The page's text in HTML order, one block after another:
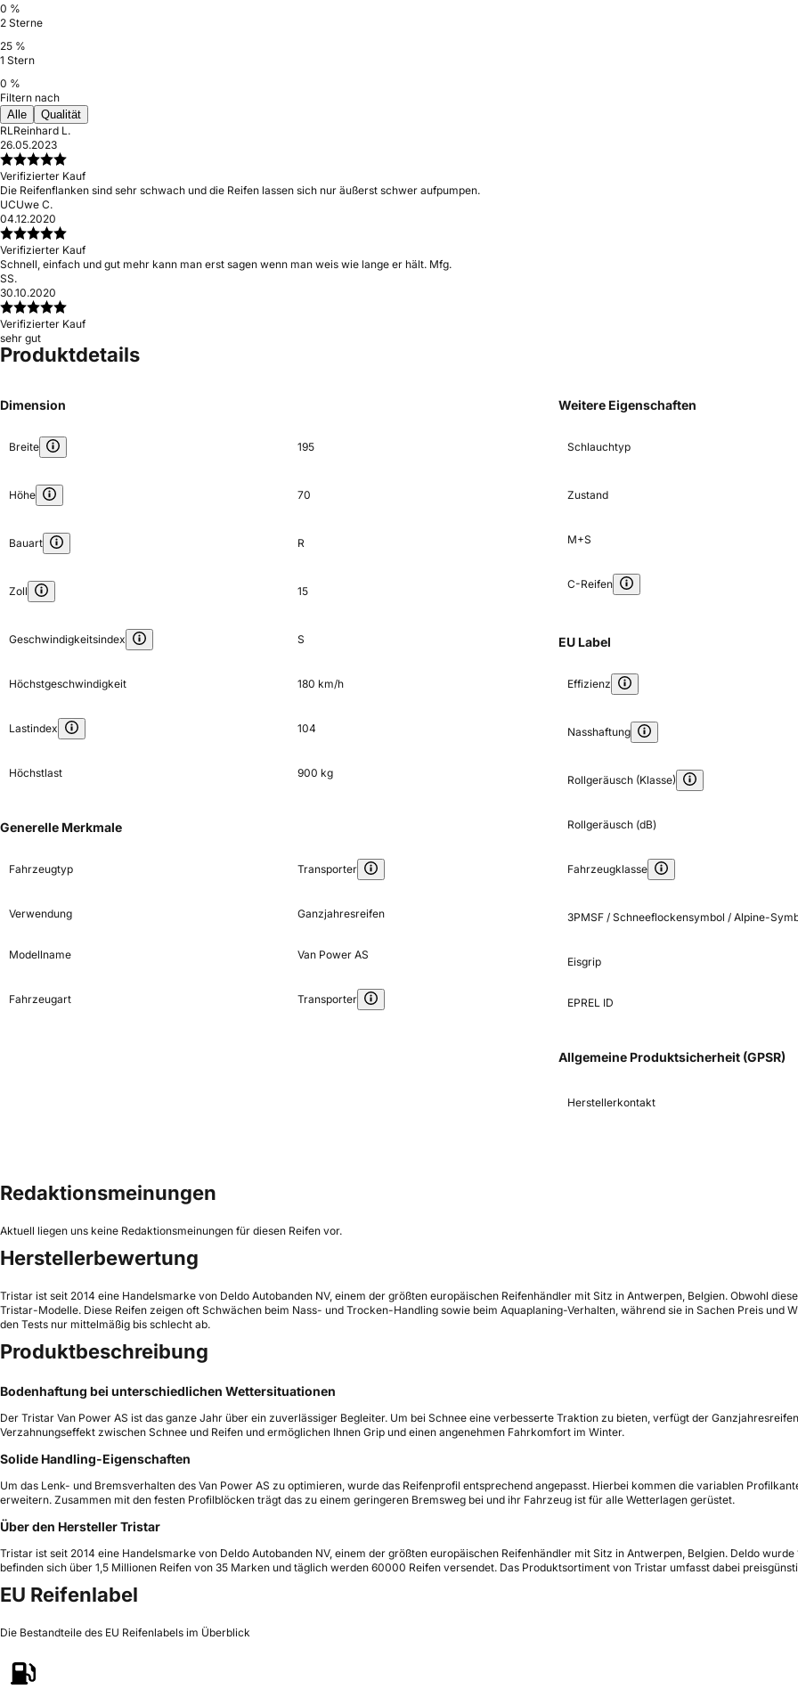
0 %
2 Sterne
25 %
1 Stern
0 %
Filtern nach
Alle
Qualität
RL Reinhard L.
26.05.2023
Verifizierter Kauf
Die Reifenflanken sind sehr schwach und die Reifen lassen sich nur äußerst schwer aufpumpen.
UCUwe C.
04.12.2020
Verifizierter Kauf
Schnell, einfach und gut mehr kann man erst sagen wenn man weis wie lange er hält. Mfg.
SS.
30.10.2020
Verifizierter Kauf
sehr gut
Produktdetails
Dimension
Breite 195
Höhe 70
Bauart R
Zoll 15
Geschwindigkeitsindex S
Höchstgeschwindigkeit 180 km/h
Lastindex 104
Höchstlast 900 kg
Generelle Merkmale
Fahrzeugtyp Transporter
Verwendung Ganzjahresreifen
Modellname Van Power AS
Fahrzeugart Transporter
Weitere Eigenschaften
Schlauchtyp
Zustand
M+S
C-Reifen
EU Label
Effizienz
Nasshaftung
Rollgeräusch (Klasse)
Rollgeräusch (dB)
Fahrzeugklasse
3PMSF / Schneeflockensymbol / Alpine-
Eisgrip
EPREL ID
Allgemeine Produktsicherheit (GPSR)
Herstellerkontakt
Redaktionsmeinungen
Aktuell liegen uns keine Redaktionsmeinungen für diesen Reifen vor.
Herstellerbewertung
Tristar ist seit 2014 eine Handelsmarke von Deldo Autobanden NV, einem der größten europäischen Reifenhändler mit Sitz in Antwerpen, Belgien. Obwohl
Tristar-Modelle. Diese Reifen zeigen oft Schwächen beim Nass- und Trocken-Handling sowie beim Aquaplaning-Verhalten, während sie in Sachen Preis
den Tests nur mittelmäßig bis schlecht ab.
Produktbeschreibung
Bodenhaftung bei unterschiedlichen Wettersituationen
Der Tristar Van Power AS ist das ganze Jahr über ein zuverlässiger Begleiter. Um bei Schnee eine verbesserte Traktion zu bieten, verfügt der
Verzahnungseffekt zwischen Schnee und Reifen und ermöglichen Ihnen Grip und einen angenehmen Fahrkomfort im Winter.
Solide Handling-Eigenschaften
Um das Lenk- und Bremsverhalten des Van Power AS zu optimieren, wurde das Reifenprofil entsprechend angepasst. Hierbei kommen die variablen
erweitern. Zusammen mit den festen Profilblöcken trägt das zu einem geringeren Bremsweg bei und ihr Fahrzeug ist für alle Wetterlagen gerüstet.
Über den Hersteller Tristar
Tristar ist seit 2014 eine Handelsmarke von Deldo Autobanden NV, einem der größten europäischen Reifenhändler mit Sitz in Antwerpen, Belgien. Deldo
befinden sich über 1,5 Millionen Reifen von 35 Marken und täglich werden 60000 Reifen versendet. Das Produktsortiment von Tristar umfasst dabei
EU Reifenlabel
Die Bestandteile des EU Reifenlabels im Überblick